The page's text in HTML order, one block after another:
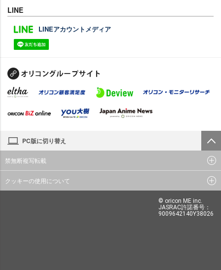
LINE
LINEアカウントメディア
PC版に切り替え
禁無断複写転載
クッキーの使用について
© oricon ME inc.
JASRAC許諾番号：
9009642140Y38026